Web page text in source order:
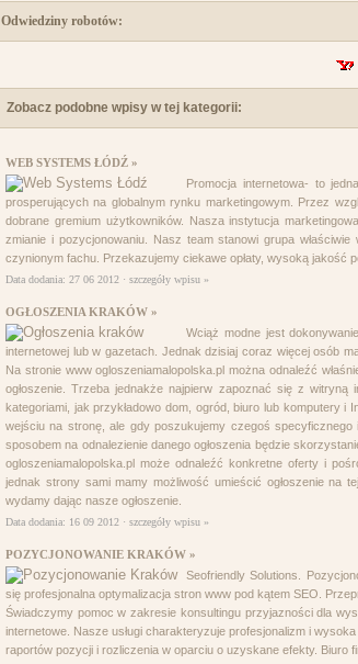
Odwiedziny robotów:
Zobacz podobne wpisy w tej kategorii:
WEB SYSTEMS ŁÓDŹ »
Promocja internetowa- to
prosperujących na globalnym rynku marketingowym. Przez
dobrane gremium użytkowników. Nasza instytucja
zmianie i pozycjonowaniu. Nasz team stanowi grupa
czynionym fachu. Przekazujemy ciekawe opłaty, wysoką jakość
Data dodania: 27 06 2012 · szczegóły wpisu »
OGŁOSZENIA KRAKÓW »
Wciąż modne jest
internetowej lub w gazetach. Jednak dzisiaj coraz więcej osób
Na stronie www ogloszeniamalopolska.pl można odnaleźć
ogłoszenie. Trzeba jednakże najpierw zapoznać się z witryną
kategoriami, jak przykładowo dom, ogród, biuro lub komputery
wejściu na stronę, ale gdy poszukujemy czegoś
sposobem na odnalezienie danego ogłoszenia będzie
ogloszeniamalopolska.pl może odnaleźć konkretne oferty i
jednak strony sami mamy możliwość umieścić ogłoszenie
wydamy dając nasze ogłoszenie.
Data dodania: 16 09 2012 · szczegóły wpisu »
POZYCJONOWANIE KRAKÓW »
Seofriendly Solutions.
się profesjonalna optymalizacja stron www pod kątem SEO.
Świadczymy pomoc w zakresie konsultingu przyjazności dla
internetowe. Nasze usługi charakteryzuje profesjonalizm i
raportów pozycji i rozliczenia w oparciu o uzyskane efekty. Biuro